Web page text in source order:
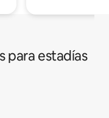
para estadías